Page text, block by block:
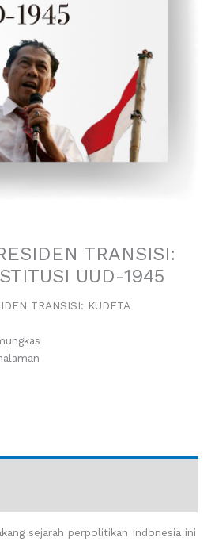
TRANSISI:
UUD-1945
TRANSISI: KUDETA
sejarah perpolitikan Indonesia ini